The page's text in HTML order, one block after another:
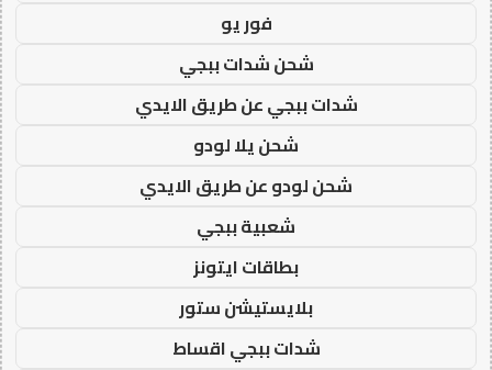
فور يو
شحن شدات ببجي
شدات ببجي عن طريق الايدي
شحن يلا لودو
شحن لودو عن طريق الايدي
شعبية ببجي
بطاقات ايتونز
بلايستيشن ستور
شدات ببجي اقساط